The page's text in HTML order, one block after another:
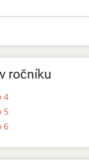
ročníku
4
5
6